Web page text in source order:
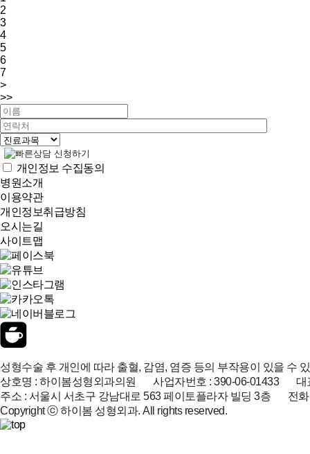
2
3
4
5
6
7
>
>>
개인정보 수집동의
병원소개
이용약관
개인정보취급방침
오시는길
사이트맵
성형수술 후 개인에 따라 출혈, 감염, 염증 등의 부작용이 있을 수
상호명 : 하이봄성형외과의원 사업자번호 : 390-06-01433 대
주소 : 서울시 서초구 강남대로 563 페이토플라자 빌딩 3층 전
Copyright ⓒ 하이봄 성형외과. All rights reserved.